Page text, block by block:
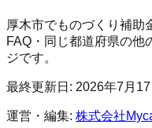
厚木市でものづくり補助
FAQ・同じ都道府県の他
ジです。
最終更新日: 2026年7月17
運営・編集: 株式会社